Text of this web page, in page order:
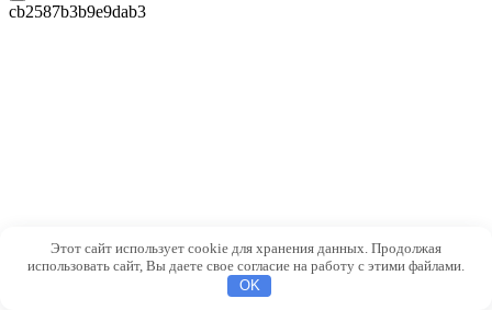
cb2587b3b9e9dab3
Этот сайт использует cookie для хранения данных. Продолжая
использовать сайт, Вы даете свое согласие на работу с этими файлами.
OK